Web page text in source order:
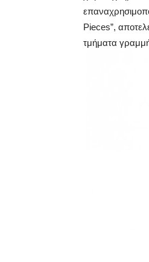
Pieces”,
τμήματα